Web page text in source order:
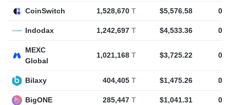
CoinSwitch 1,528,670 T $5,576.58 0
Indodax 1,242,697 T $4,533.36 0
MEXC
Global
1,021,168 T $3,725.22 0
Bilaxy 404,405 T $1,475.26 0
BigONE 285,447 T $1,041.31 0